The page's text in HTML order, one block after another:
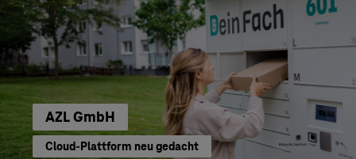
AZL GmbH
Cloud-Plattform neu gedacht